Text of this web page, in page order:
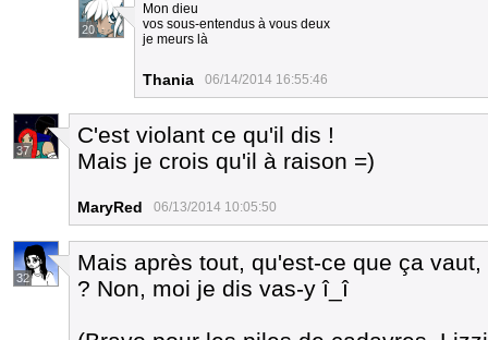
20
Mon dieu
vos sous-entendus à vous deux
je meurs là
Thania 06/14/2014 16:55:46
37
C'est violant ce qu'il dis !
Mais je crois qu'il à raison =)
MaryRed 06/13/2014 10:05:50
32
Mais après tout, qu'est-ce que ça
? Non, moi je dis vas-y î_î